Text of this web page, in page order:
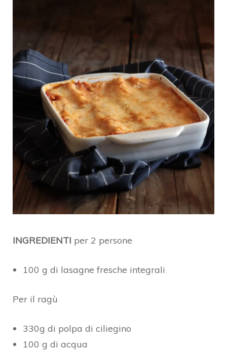
INGREDIENTI per 2 persone
100 g di lasagne fresche integrali
Per il ragù
330g di polpa di ciliegino
100 g di acqua